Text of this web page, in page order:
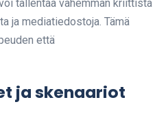
tallentaa vähemmän kriittistä
ja mediatiedostoja. Tämä
että
ja skenaariot